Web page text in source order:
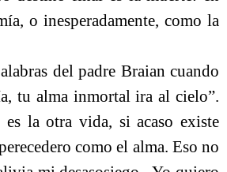
o inesperadamente, como la
del padre Braian cuando
tu alma inmortal ira al cielo”.
es la otra vida, si acaso existe
como el alma. Eso no